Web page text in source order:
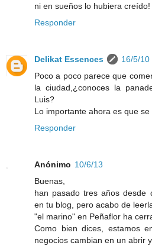
ni en sueños lo hubiera creído!
Responder
Delikat Essences
16/5/10
Poco a poco parece que
la ciudad,¿conoces la
Luis?
Lo importante ahora es que se
Responder
Anónimo 10/6/13
Buenas,
han pasado tres años desde
en tu blog, pero acabo de
"el marino" en Peñaflor ha
Como bien dices, estamos
negocios cambian en un abrir